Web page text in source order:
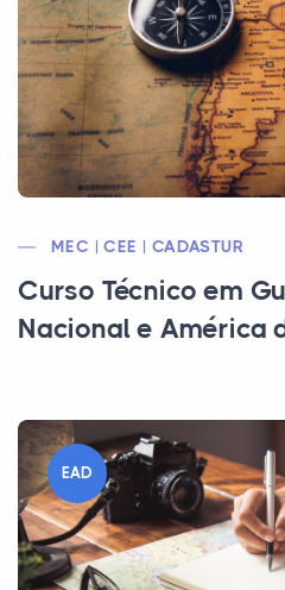
MEC | CEE | CADASTUR
Curso Técnico em
Nacional e América
EAD